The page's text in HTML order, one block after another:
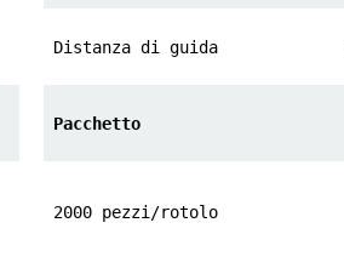
Distanza di guida
Pacchetto
2000 pezzi/rotolo